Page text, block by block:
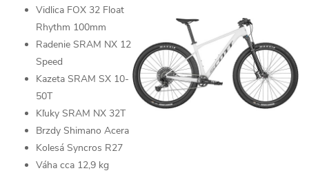
Vidlica FOX 32 Float
Rhythm 100mm
Radenie SRAM NX 12
Speed
Kazeta SRAM SX 10-
50T
Kľuky SRAM NX 32T
Brzdy Shimano Acera
Kolesá Syncros R27
Váha cca 12,9 kg